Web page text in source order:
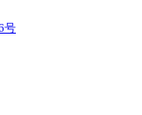
号